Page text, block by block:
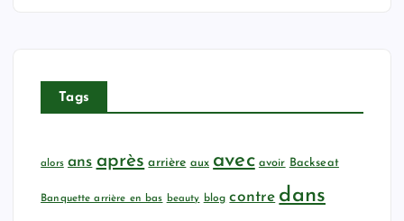
Tags
alors ans après arrière aux avec avoir Backseat
Banquette arrière en bas beauty blog contre dans